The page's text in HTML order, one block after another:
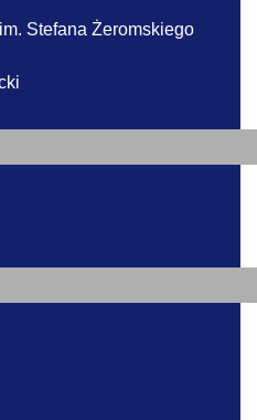
Stefana Żeromskiego